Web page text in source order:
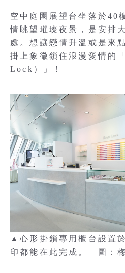
空中庭園展望台坐落於40
情眺望璀璨夜景，是安排
處。想讓戀情升溫或是來
掛上象徵鎖住浪漫愛情的
Lock）」！
▲心形掛鎖專用櫃台設置
印都能在此完成。 圖：